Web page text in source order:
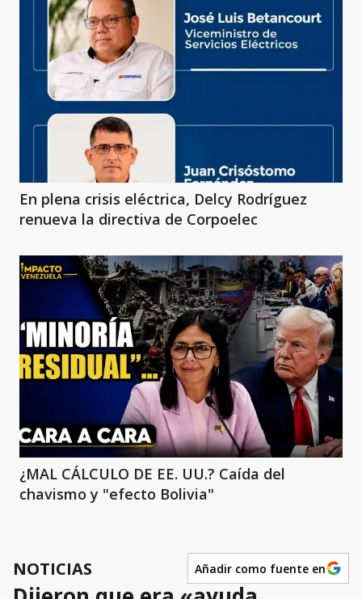
En plena crisis eléctrica, Delcy Rodríguez
renueva la directiva de Corpoelec
¿MAL CÁLCULO DE EE. UU.? Caída del
chavismo y "efecto Bolivia"
NOTICIAS Añadir como fuente en